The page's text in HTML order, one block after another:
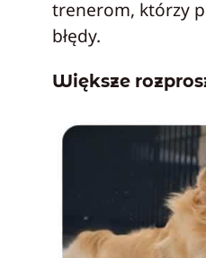
trenerom, którzy
błędy.
Większe